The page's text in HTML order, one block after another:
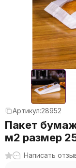
Артикул:28952
Пакет
м2 размер
Написать